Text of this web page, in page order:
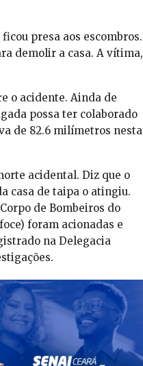
presa aos escombros.
demolir a casa. A vítima,
o acidente. Ainda de
possa ter colaborado
de 82.6 milímetros nesta
acidental. Diz que o
casa de taipa o atingiu.
de Bombeiros do
foram acionadas e
na Delegacia